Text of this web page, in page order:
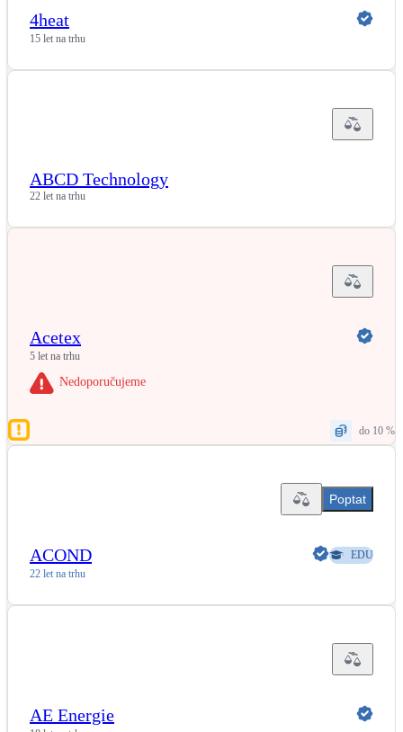
4heat
15 let na trhu
ABCD Technology
22 let na trhu
Acetex
5 let na trhu
Nedoporučujeme
do 10 %
Poptat
ACOND
EDU
22 let na trhu
AE Energie